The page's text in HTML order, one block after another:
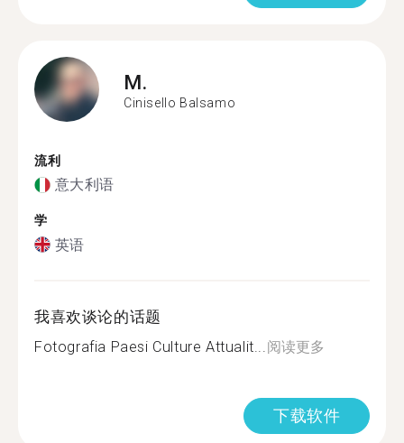
M.
Cinisello Balsamo
流利
意大利语
学
英语
我喜欢谈论的话题
Fotografia Paesi Culture Attualit... 阅读更多
下载软件